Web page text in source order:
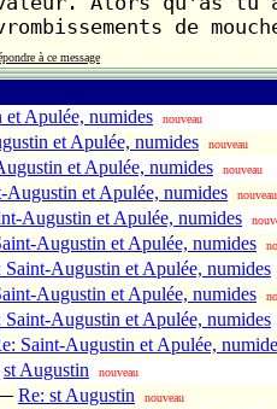
de
à ce message
Apulée, numides
nouveau
et Apulée, numides nouveau
et Apulée, numides nouveau
Augustin et Apulée, numides nouveau
Augustin et Apulée, numides
Augustin et Apulée, numides
Saint-Augustin et Apulée, numides
Augustin et Apulée, numides
Saint-Augustin et Apulée, numides
Saint-Augustin et Apulée,
st Augustin
nouveau
Re: st Augustin nouveau